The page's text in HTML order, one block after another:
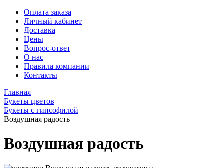
Оплата заказа
Личный кабинет
Доставка
Цены
Вопрос-ответ
О нас
Правила компании
Контакты
Главная
Букеты цветов
Букеты с гипсофилой
Воздушная радость
Воздушная радость